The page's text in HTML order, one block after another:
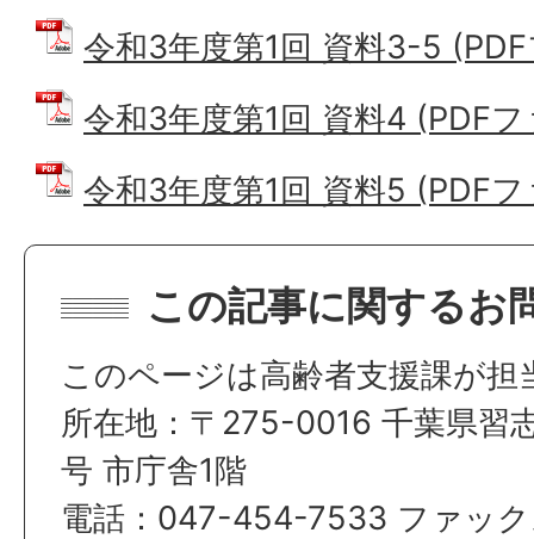
令和3年度第1回 資料3-5
令和3年度第1回 資料4 (PDF
令和3年度第1回 資料5 (PDF
この記事に関するお
このページは高齢者支援課が担
所在地：〒275-0016 千葉県習
号 市庁舎1階
電話：047-454-7533 ファッ